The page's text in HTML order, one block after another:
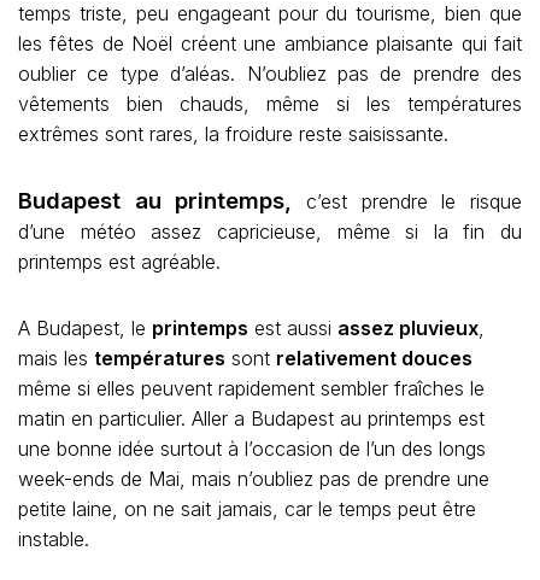
temps triste, peu engageant pour du tourisme, bien que
les fêtes de Noël créent une ambiance plaisante qui fait
oublier ce type d’aléas. N’oubliez pas de prendre des
vêtements bien chauds, même si les températures
extrêmes sont rares, la froidure reste saisissante.
Budapest au printemps, c’est prendre le risque
d’une météo assez capricieuse, même si la fin du
printemps est agréable.
A Budapest, le printemps est aussi assez pluvieux,
mais les températures sont relativement douces
même si elles peuvent rapidement sembler fraîches le
matin en particulier. Aller a Budapest au printemps est
une bonne idée surtout à l’occasion de l’un des longs
week-ends de Mai, mais n’oubliez pas de prendre une
petite laine, on ne sait jamais, car le temps peut être
instable.